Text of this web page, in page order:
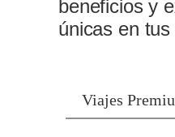
beneficios y
únicas en tus
Viajes